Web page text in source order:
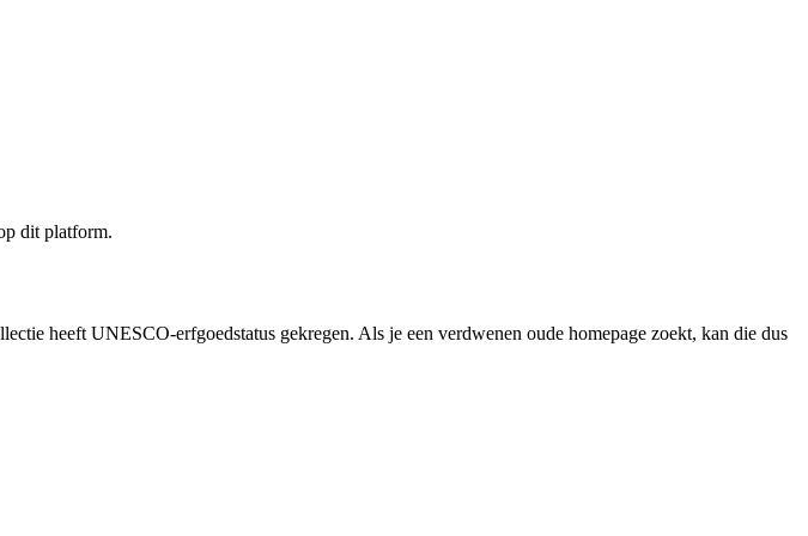
dit platform.
heeft UNESCO-erfgoedstatus gekregen. Als je een verdwenen oude homepage zoekt, kan die dus